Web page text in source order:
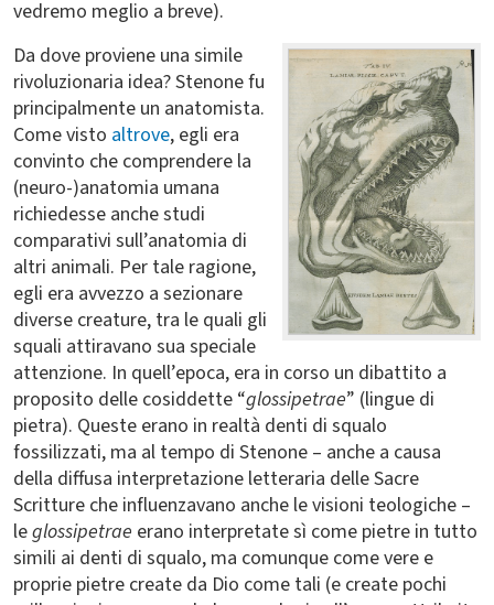
vedremo meglio a breve).
Da dove proviene una simile
rivoluzionaria idea? Stenone fu
principalmente un anatomista.
Come visto altrove, egli era
convinto che comprendere la
(neuro-)anatomia umana
richiedesse anche studi
comparativi sull’anatomia di
altri animali. Per tale ragione,
egli era avvezzo a sezionare
diverse creature, tra le quali gli
squali attiravano sua speciale
attenzione. In quell’epoca, era in corso un dibattito a
proposito delle cosiddette “glossipetrae” (lingue di
pietra). Queste erano in realtà denti di squalo
fossilizzati, ma al tempo di Stenone – anche a causa
della diffusa interpretazione letteraria delle Sacre
Scritture che influenzavano anche le visioni teologiche –
leglossipetrae erano interpretate sì come pietre in tutto
simili ai denti di squalo, ma comunque come vere e
proprie pietre create da Dio come tali (e create pochi